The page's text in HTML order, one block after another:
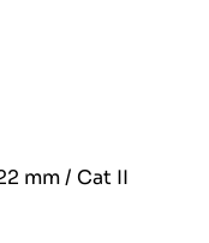
mm / Cat II